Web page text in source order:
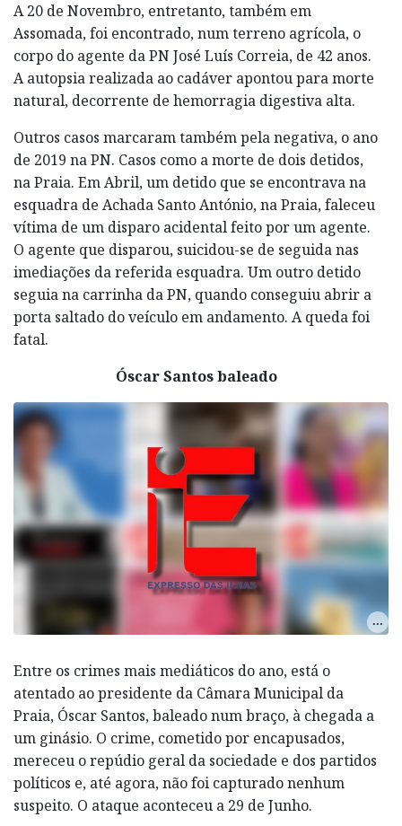
A 20 de Novembro, entretanto, também em
Assomada, foi encontrado, num terreno agrícola, o
corpo do agente da PN José Luís Correia, de 42 anos.
A autopsia realizada ao cadáver apontou para morte
natural, decorrente de hemorragia digestiva alta.
Outros casos marcaram também pela negativa, o ano
de 2019 na PN. Casos como a morte de dois detidos,
na Praia. Em Abril, um detido que se encontrava na
esquadra de Achada Santo António, na Praia, faleceu
vítima de um disparo acidental feito por um agente.
O agente que disparou, suicidou-se de seguida nas
imediações da referida esquadra. Um outro detido
seguia na carrinha da PN, quando conseguiu abrir a
porta saltado do veículo em andamento. A queda foi
fatal.
Óscar Santos baleado
Entre os crimes mais mediáticos do ano, está o
atentado ao presidente da Câmara Municipal da
Praia, Óscar Santos, baleado num braço, à chegada a
um ginásio. O crime, cometido por encapusados,
mereceu o repúdio geral da sociedade e dos partidos
políticos e, até agora, não foi capturado nenhum
suspeito. O ataque aconteceu a 29 de Junho.